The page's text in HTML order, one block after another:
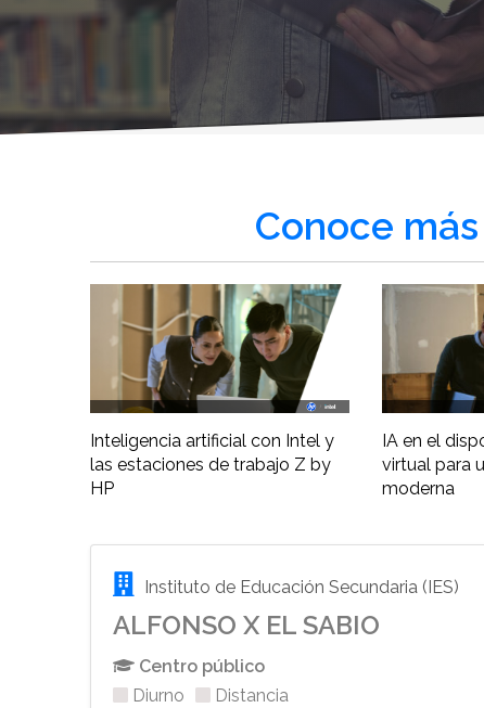
Conoce
Inteligencia artificial con Intel y
las estaciones de trabajo Z by
HP
IA en el
virtual para
moderna
Instituto de Educación Secundaria (IES)
ALFONSO X EL SABIO
Centro público
Diurno
Distancia